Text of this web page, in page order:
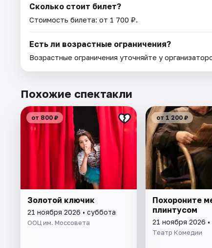
Сколько стоит билет?
Стоимость билета: от 1 700 ₽.
Есть ли возрастные ограничения?
Возрастные ограничения уточняйте у
Похожие спектакли
от 800 ₽
Золотой ключик
21 ноября 2026 • суббота
ООЦ им. Моссовета
от 1 200 ₽
Похороните
плинтусом
21 ноября 2026
Театр Комедии